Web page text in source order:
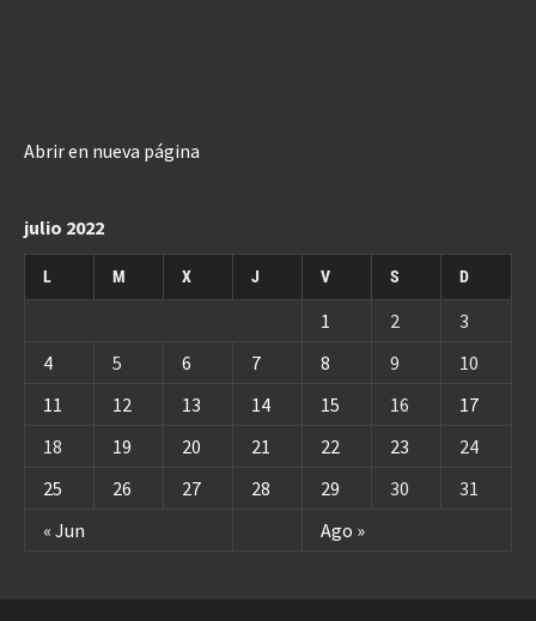
Abrir en nueva página
julio 2022
L M X J V S D
« Jun Ago »
1 2
3
4
5 6 7 8 9
10
11
12 13 14 15 16
17
18
19 20 21 22 23
24
25
26 27 28 29 30 31